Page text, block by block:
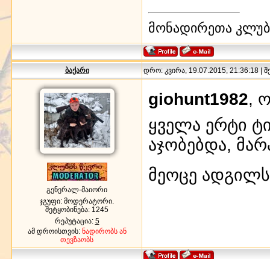
მონადირეთა
ბაქარი დრო: კვირა, 19.07.2015, 21:36:18 |
გენერალ-მაიორი
ჯგუფი: მოდერატორი.
შეტყობინება: 1245
რეპუტაცია: 5
ამ დროისთვის: ნადირობს ან
თევზაობს
giohunt1982,
ყველა ერტი
აჯობებდა,
მეოცე